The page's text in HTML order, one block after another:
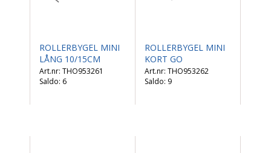
ROLLERBYGEL MINI
LÅNG 10/15CM
THO953261
Saldo: 6
ROLLERBYGEL MINI
KORT GO
THO953262
Saldo: 9